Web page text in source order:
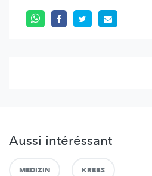
Aussi intéréssant
MEDIZIN KREBS